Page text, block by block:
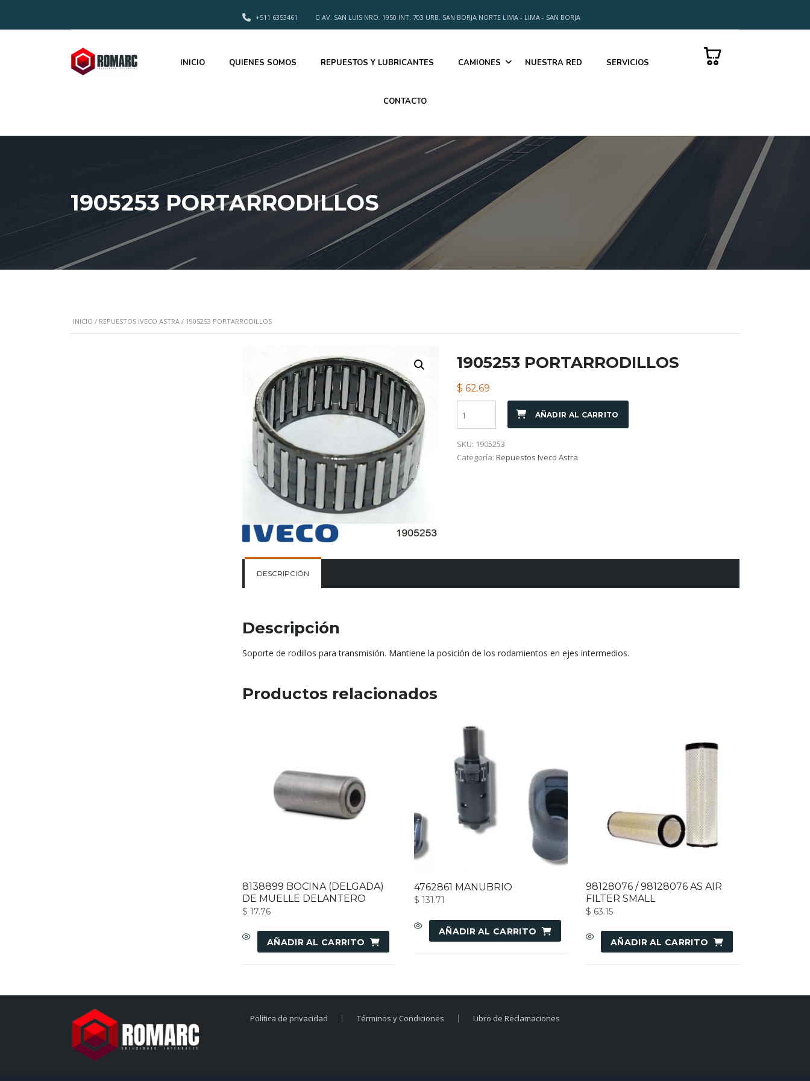
AV. SAN LUIS NRO. 1950 INT. 703 URB. SAN BORJA NORTE LIMA - LIMA - SAN BORJA
+511 6353461
0
INICIO QUIENES SOMOS REPUESTOS Y LUBRICANTES CAMIONES NUESTRA RED SERVICIOS
CONTACTO
1905253 PORTARRODILLOS
INICIO / REPUESTOS IVECO ASTRA / 1905253 PORTARRODILLOS
1905253 PORTARRODILLOS
$ 62.69
AÑADIR AL CARRITO
SKU: 1905253
Categoría:Repuestos Iveco Astra
DESCRIPCIÓN
Descripción
Soporte de rodillos para transmisión. Mantiene la posición de los rodamientos en ejes intermedios.
Productos relacionados
8138899 BOCINA (DELGADA)
DE MUELLE DELANTERO
$ 17.76
AÑADIR AL CARRITO
4762861 MANUBRIO
$ 131.71
AÑADIR AL CARRITO
98128076 / 98128076 AS AIR
FILTER SMALL
$ 63.15
AÑADIR AL CARRITO
Política de privacidad Términos y Condiciones Libro de Reclamaciones